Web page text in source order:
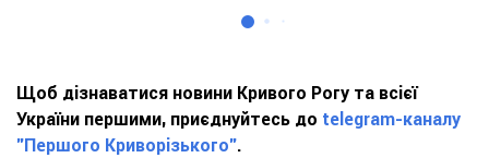
Щоб дізнаватися новини Кривого Рогу та всієї
України першими, приєднуйтесь до telegram-каналу
"Першого Криворізького".